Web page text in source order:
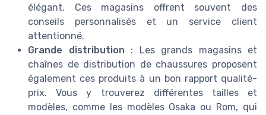
élégant. Ces magasins offrent souvent des
conseils personnalisés et un service client
attentionné.
Grande distribution : Les grands magasins et
chaînes de distribution de chaussures proposent
également ces produits à un bon rapport qualité-
prix. Vous y trouverez différentes tailles et
modèles, comme les modèles Osaka ou Rom, qui